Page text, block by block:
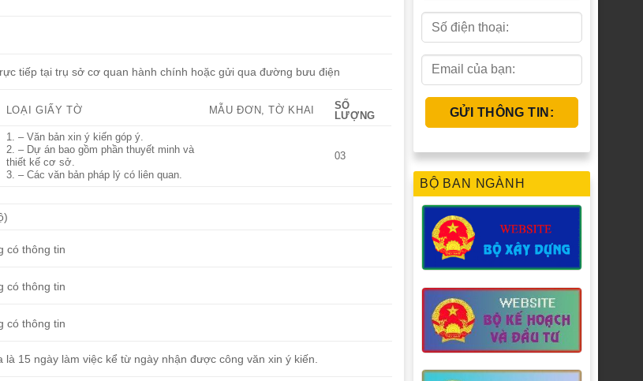
tiếp tại trụ sở cơ quan hành chính hoặc gửi qua đường bưu điện
LOẠI GIẤY TỜ MẪU ĐƠN, TỜ KHAI
SỐ
LƯỢNG
1. – Văn bản xin ý kiến góp ý.
2. – Dự án bao gồm phần thuyết minh và
thiết kế cơ sở.
3. – Các văn bản pháp lý có liên quan.
03
có thông tin
có thông tin
có thông tin
là 15 ngày làm việc kể từ ngày nhận được công văn xin ý kiến.
BỘ BAN NGÀNH